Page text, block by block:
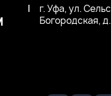
|
г. Уфа, ул.
Богородская,